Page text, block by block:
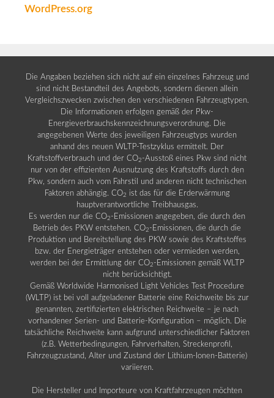
WordPress.org
Die Angaben beziehen sich nicht auf ein einzelnes Fahrzeug und
sind nicht Bestandteil des Angebots, sondern dienen allein
Vergleichszwecken zwischen den verschiedenen Fahrzeugtypen.
Die Informationen erfolgen gemäß der Pkw-
Energieverbrauchskennzeichnungsverordnung. Die
angegebenen Werte des jeweiligen Fahrzeugtyps wurden
anhand des neuen WLTP-Testzyklus ermittelt. Der
Kraftstoffverbrauch und der CO2 -Ausstoß eines Pkw sind nicht
nur von der effizienten Ausnutzung des Kraftstoffs durch den
Pkw, sondern auch vom Fahrstil und anderen nicht technischen
Faktoren abhängig. CO2 ist das für die Erderwärmung
hauptverantwortliche Treibhausgas.
Es werden nur die CO2 -Emissionen angegeben, die durch den
Betrieb des PKW entstehen. CO2 -Emissionen, die durch die
Produktion und Bereitstellung des PKW sowie des Kraftstoffes
bzw. der Energieträger entstehen oder vermieden werden,
werden bei der Ermittlung der CO2 -Emissionen gemäß WLTP
nicht berücksichtigt.
Gemäß Worldwide Harmonised Light Vehicles Test Procedure
(WLTP) ist bei voll aufgeladener Batterie eine Reichweite bis zur
genannten, zertifizierten elektrischen Reichweite – je nach
vorhandener Serien- und Batterie-Konfiguration – möglich. Die
tatsächliche Reichweite kann aufgrund unterschiedlicher Faktoren
(z.B. Wetterbedingungen, Fahrverhalten, Streckenprofil,
Fahrzeugzustand, Alter und Zustand der Lithium-Ionen-Batterie)
variieren.
Die Hersteller und Importeure von Kraftfahrzeugen möchten